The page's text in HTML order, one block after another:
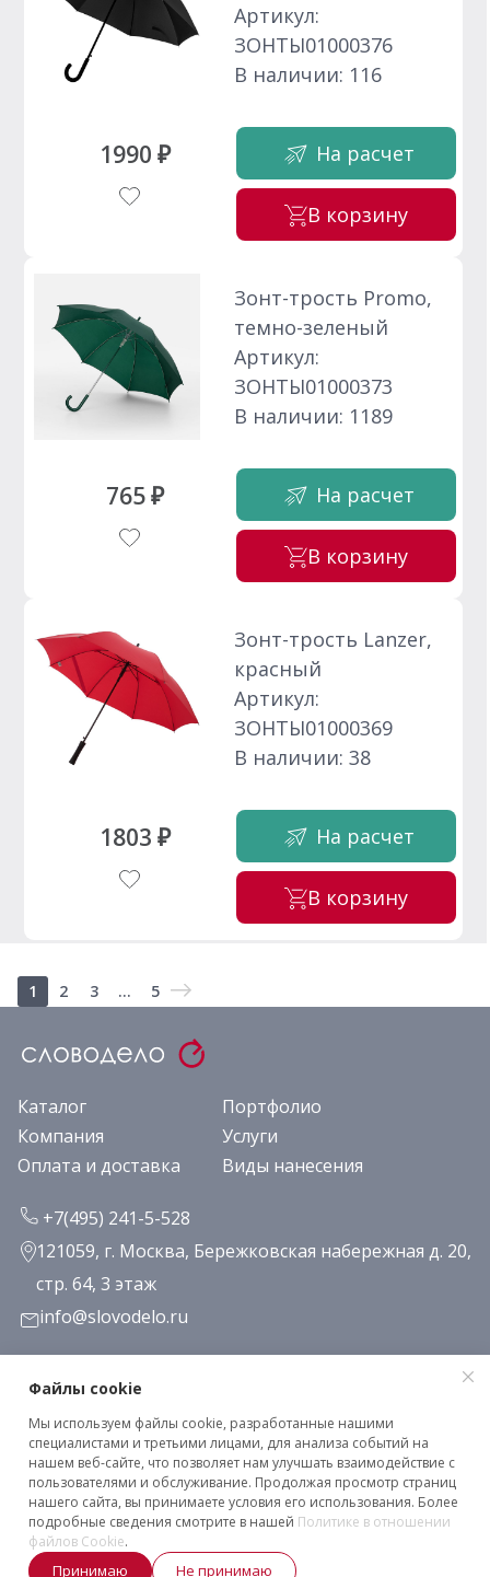
1990 ₽
Артикул:
ЗОНТЫ01000376
В наличии: 116
На расчет
В корзину
765 ₽
Зонт-трость Promo,
темно-зеленый
Артикул:
ЗОНТЫ01000373
В наличии: 1189
На расчет
В корзину
1803 ₽
Зонт-трость Lanzer,
красный
Артикул:
ЗОНТЫ01000369
В наличии: 38
На расчет
В корзину
1 2 3 ... 5
Каталог
Портфолио
Компания
Услуги
Оплата и доставка
Виды нанесения
+7(495) 241-5-528
121059, г. Москва, Бережковская набережная д. 20,
стр. 64, 3 этаж
info@slovodelo.ru
Заказать звонок
Подписаться на рассылку
Клиентское соглашение
Политика конфиденциальности
2026 © «Словодело». Все права защищены
Файлы cookie
Мы используем файлы cookie, разработанные нашими
специалистами и третьими лицами, для анализа событий на
нашем веб-сайте, что позволяет нам улучшать взаимодействие с
пользователями и обслуживание. Продолжая просмотр страниц
нашего сайта, вы принимаете условия его использования. Более
подробные сведения смотрите в нашей Политике в отношении
файлов Cookie.
Принимаю Не принимаю